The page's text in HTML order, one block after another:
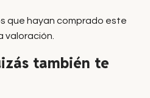
que hayan comprado este
valoración.
también te